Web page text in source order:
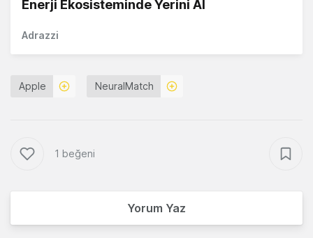
Enerji Ekosisteminde Yerini Al
Adrazzi
Apple NeuralMatch
1 beğeni
Yorum Yaz